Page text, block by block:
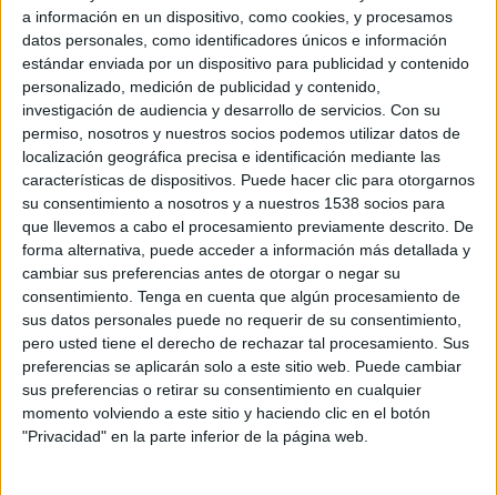
a información en un dispositivo, como cookies, y procesamos
datos personales, como identificadores únicos e información
estándar enviada por un dispositivo para publicidad y contenido
personalizado, medición de publicidad y contenido,
investigación de audiencia y desarrollo de servicios. Con su
permiso, nosotros y nuestros socios podemos utilizar datos de
localización geográfica precisa e identificación mediante las
características de dispositivos. Puede hacer clic para otorgarnos
su consentimiento a nosotros y a nuestros 1538 socios para
que llevemos a cabo el procesamiento previamente descrito. De
forma alternativa, puede acceder a información más detallada y
cambiar sus preferencias antes de otorgar o negar su
consentimiento. Tenga en cuenta que algún procesamiento de
sus datos personales puede no requerir de su consentimiento,
pero usted tiene el derecho de rechazar tal procesamiento. Sus
preferencias se aplicarán solo a este sitio web. Puede cambiar
sus preferencias o retirar su consentimiento en cualquier
momento volviendo a este sitio y haciendo clic en el botón
"Privacidad" en la parte inferior de la página web.
La compañía desembarca en el mercado
español con un marketplace que utiliza
inteligencia artificial para conectar marcas
y propiedades patrocinables y agilizar los
procesos de búsqueda y negociación
La plataformasponso.comha iniciado su
actividad en España con el objetivo de digitalizar
el mercado del patrocinio mediante un modelo
de marketplace que conecta a marcas con
oportunidades en ámbitos como el deporte, la
cultura, el entretenimiento o la educación.
La herramienta incorpora sistemas de
inteligencia artificial para recomendar posibles
acuerdos en función de variables como la
audiencia, los objetivos de negocio o la afinidad
entre ambas partes, además de centralizar la